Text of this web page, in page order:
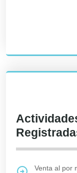
Venta al por